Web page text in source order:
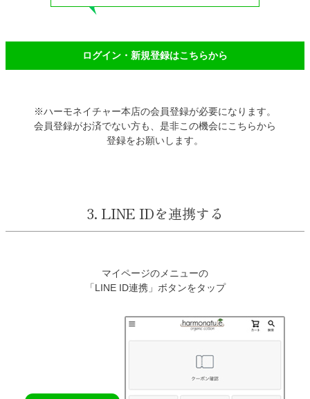
ログイン・新規登録はこちらから
※ハーモネイチャー本店の会員登録が必要になります。
会員登録がお済でない方も、是非この機会にこちらから
登録をお願いします。
3. LINE IDを連携する
マイページのメニューの
「LINE ID連携」ボタンをタップ